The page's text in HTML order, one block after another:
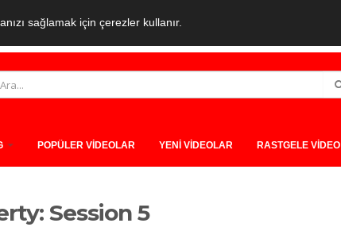
sağlamak için çerezler kullanır.
POPÜLER VİDEOLAR YENİ VİDEOLAR RASTGELE VİDEO
Session 5